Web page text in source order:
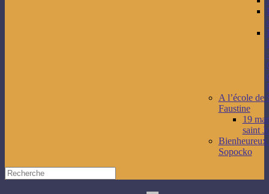
A l’école de
Faustine
19
saint
Sopocko